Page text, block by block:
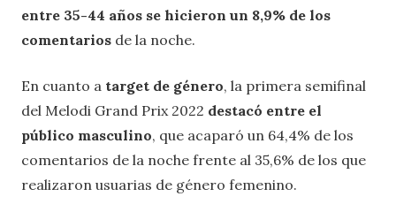
entre 35-44 años se hicieron un 8,9% de los
comentarios de la noche.
En cuanto a target de género, la primera semifinal
del Melodi Grand Prix 2022 destacó entre el
público masculino, que acaparó un 64,4% de los
comentarios de la noche frente al 35,6% de los que
realizaron usuarias de género femenino.